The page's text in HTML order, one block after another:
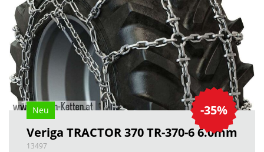
-35%
Neu
Veriga TRACTOR 370 TR-370-6 6.0mm
13497